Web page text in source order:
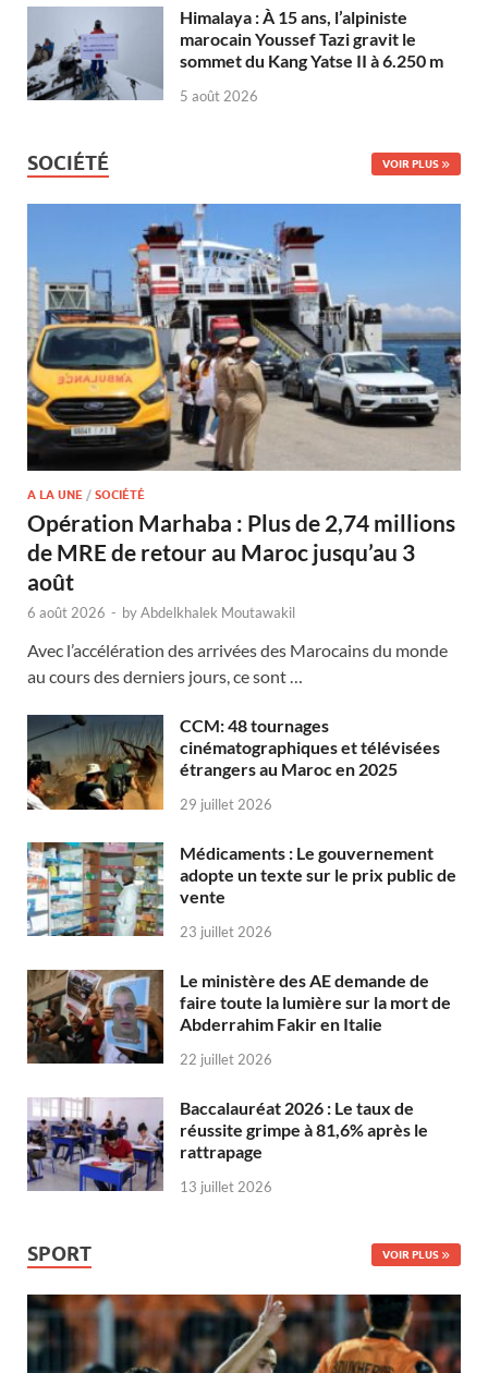
Himalaya : À 15 ans, l’alpiniste
marocain Youssef Tazi gravit le
sommet du Kang Yatse II à 6.250 m
5 août 2026
SOCIÉTÉ VOIR PLUS
A LA UNE / SOCIÉTÉ
Opération Marhaba : Plus de 2,74 millions
de MRE de retour au Maroc jusqu’au 3
août
6 août 2026 - byAbdelkhalek Moutawakil
Avec l’accélération des arrivées des Marocains du monde
au cours des derniers jours, ce sont …
CCM: 48 tournages
cinématographiques et télévisées
étrangers au Maroc en 2025
29 juillet 2026
Médicaments : Le gouvernement
adopte un texte sur le prix public de
vente
23 juillet 2026
Le ministère des AE demande de
faire toute la lumière sur la mort de
Abderrahim Fakir en Italie
22 juillet 2026
Baccalauréat 2026 : Le taux de
réussite grimpe à 81,6% après le
rattrapage
13 juillet 2026
SPORT VOIR PLUS